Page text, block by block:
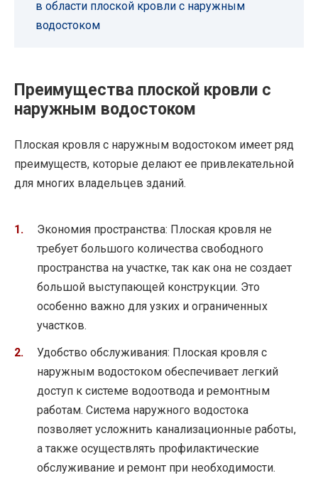
в области плоской кровли с наружным
водостоком
Преимущества плоской кровли с
наружным водостоком
Плоская кровля с наружным водостоком имеет ряд
преимуществ, которые делают ее привлекательной
для многих владельцев зданий.
Экономия пространства: Плоская кровля не
требует большого количества свободного
пространства на участке, так как она не создает
большой выступающей конструкции. Это
особенно важно для узких и ограниченных
участков.
Удобство обслуживания: Плоская кровля с
наружным водостоком обеспечивает легкий
доступ к системе водоотвода и ремонтным
работам. Система наружного водостока
позволяет усложнить канализационные работы,
а также осуществлять профилактические
обслуживание и ремонт при необходимости.